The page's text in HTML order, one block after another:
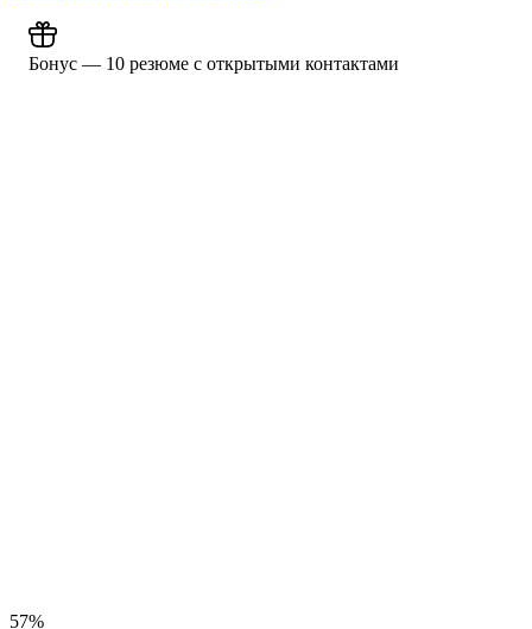
Бонус — 10 резюме с открытыми контактами
57%